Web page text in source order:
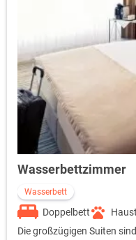
Wasserbettzimmer
Wasserbett
Doppelbett
Die großzügigen Suiten